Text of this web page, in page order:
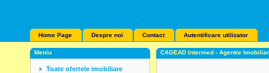
Home Page Despre noi Contact Autentificare utilizator
Meniu
Toate ofertele imobiliare
CAGEAD Intermed - Agentie